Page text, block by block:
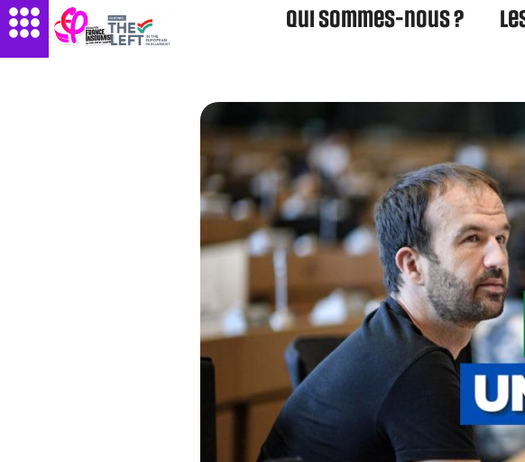
Qui sommes-nous ?